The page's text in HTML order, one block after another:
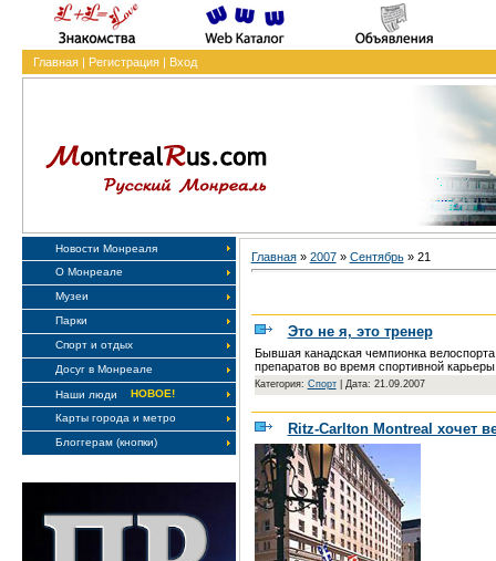
Главная| Регистрация| Вход
Новости Монреаля
О Монреале
Музеи
Парки
Спорт и отдых
Досуг в Монреале
Наши люди
НОВОЕ!
Карты города и метро
Блоггерам (кнопки)
Главная» 2007 » Сентябрь » 21
Это не я, это тренер
Бывшая канадская чемпионка
препаратов во время спортивной
Категория: Спорт| Дата: 21.09.2007
Ritz-Carlton Montreal хочет